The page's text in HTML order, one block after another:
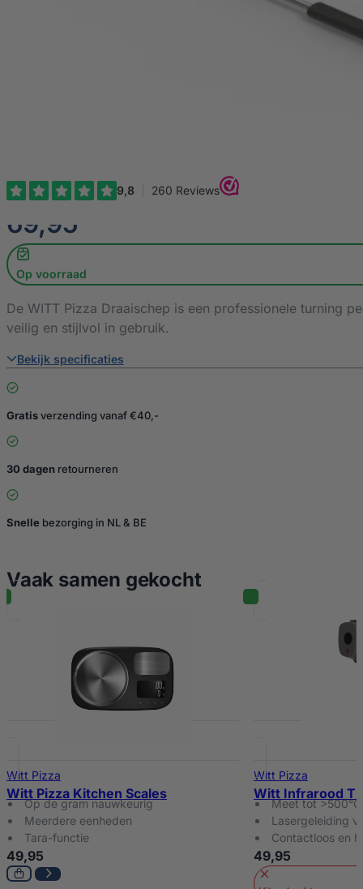
€
69,95
Op voorraad
De WITT Pizza Draaischep is een professionele turning
veilig en stijlvol in gebruik.
Bekijk specificaties
Gratisverzending vanaf €40,-
30 dagen retourneren
Snelle bezorging in NL & BE
Vaak samen gekocht
Witt Pizza
Witt Pizza Kitchen Scales
Op de gram nauwkeurig
Meerdere eenheden
Tara-functie
49,95
Witt Pizza
Witt Infrarood
Meet tot
Lasergeleiding
Contactloos en
49,95